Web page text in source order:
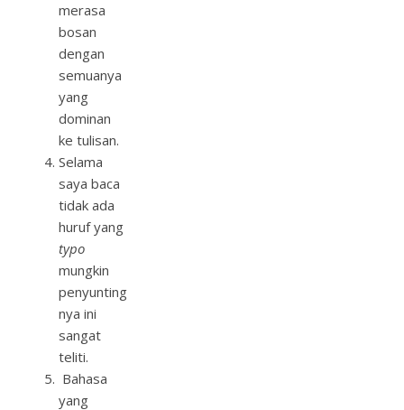
merasa
bosan
dengan
semuanya
yang
dominan
ke tulisan.
Selama
saya baca
tidak ada
huruf yang
typo
mungkin
penyunting
nya ini
sangat
teliti.
Bahasa
yang